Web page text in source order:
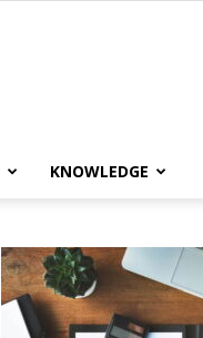
KNOWLEDGE